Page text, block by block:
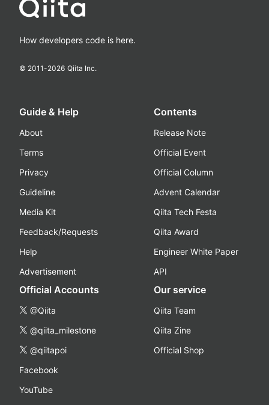
How developers code is here.
© 2011-2026 Qiita Inc.
Guide & Help
About
Terms
Privacy
Guideline
Media Kit
Feedback/Requests
Help
Advertisement
Contents
Release Note
Official Event
Official Column
Advent Calendar
Qiita Tech Festa
Qiita Award
Engineer White Paper
API
Official Accounts
@Qiita
@qiita_milestone
@qiitapoi
Facebook
YouTube
Our service
Qiita Team
Qiita Zine
Official Shop